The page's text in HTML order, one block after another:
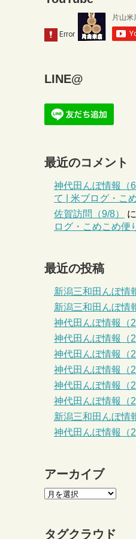
LINE@
最近のコメント
神代田んぼ情報（
て | 米ブログ・こ
佐賀訪問（9/8）
に
ログ・こめこめ便
最近の投稿
新潟三和田んぼ情
新潟三和田んぼ情
神代田んぼ情報（
神代田んぼ情報（
神代田んぼ情報（
神代田んぼ情報（
神代田んぼ情報（
神代田んぼ情報（
新潟三和田んぼ情
神代田んぼ情報（
アーカイブ
タグクラウド